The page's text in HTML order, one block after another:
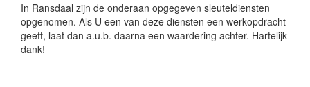
In Ransdaal zijn de onderaan opgegeven sleuteldiensten
opgenomen. Als U een van deze diensten een werkopdracht
geeft, laat dan a.u.b. daarna een waardering achter. Hartelijk
dank!